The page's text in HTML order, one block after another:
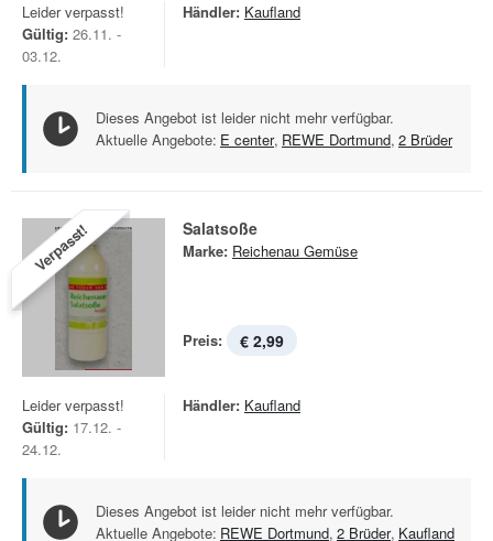
Leider verpasst!
Gültig: 26.11. -
03.12.
Händler: Kaufland
Dieses Angebot ist leider nicht mehr verfügbar.
Aktuelle Angebote: E center, REWE Dortmund, 2 Brüder
Verpasst! Salatsoße
Marke: Reichenau Gemüse
Preis: € 2,99
Leider verpasst!
Gültig: 17.12. -
24.12.
Händler: Kaufland
Dieses Angebot ist leider nicht mehr verfügbar.
Aktuelle Angebote: REWE Dortmund, 2 Brüder, Kaufland